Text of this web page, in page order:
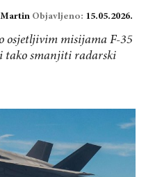
Objavljeno: 15.05.2026.
osjetljivim misijama F-35
tako smanjiti radarski